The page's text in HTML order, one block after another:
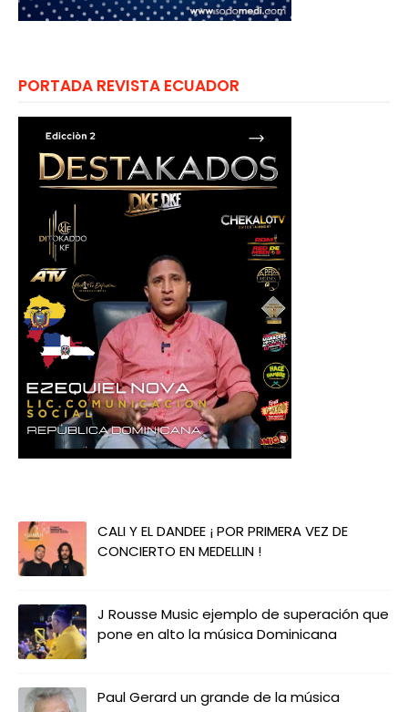
PORTADA REVISTA ECUADOR
CALI Y EL DANDEE ¡ POR PRIMERA VEZ DE
CONCIERTO EN MEDELLIN !
J Rousse Music ejemplo de superación que
pone en alto la música Dominicana
Paul Gerard un grande de la música